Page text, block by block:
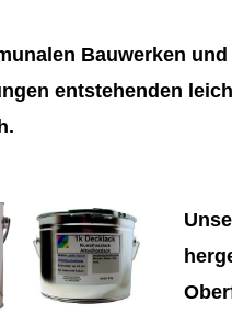
Bauwerken
entstehenden
Dieses
Produkt
weist
mehrere
Dieses
Produkt
mehrere